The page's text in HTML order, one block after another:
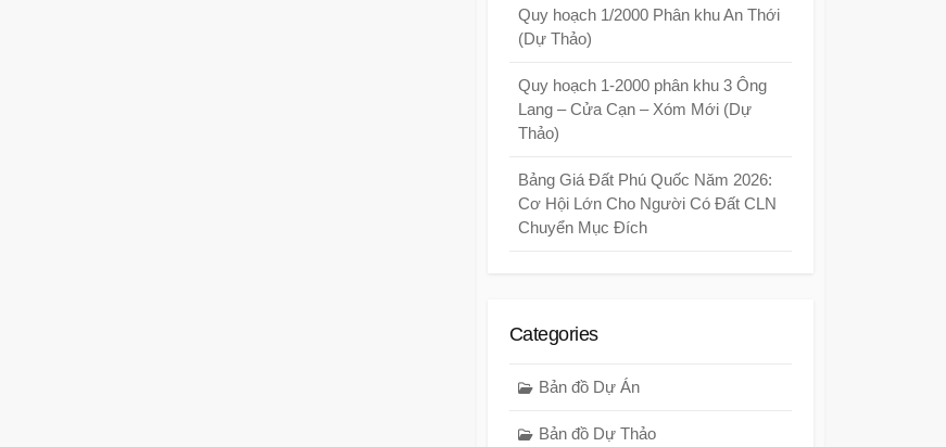
Quy hoạch 1/2000 Phân khu An Thới
(Dự Thảo)
Quy hoạch 1-2000 phân khu 3 Ông
Lang – Cửa Cạn – Xóm Mới (Dự
Thảo)
Bảng Giá Đất Phú Quốc Năm 2026:
Cơ Hội Lớn Cho Người Có Đất CLN
Chuyển Mục Đích
Categories
Bản đồ Dự Án
Bản đồ Dự Thảo